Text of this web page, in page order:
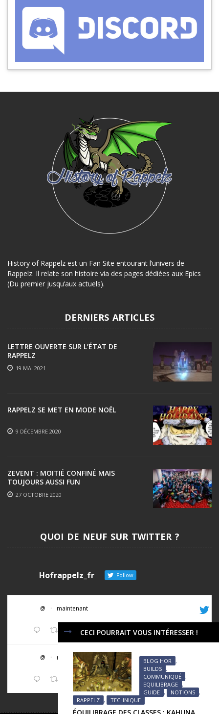
CECI POURRAIT VOUS INTÉRESSER !
BLOG HOR ,
BUILDS ,
COMMUNIQUÉ ,
EQUILIBRAGE ,
GUIDE , NOTIONS ,
RAPPELZ , TECHNIQUE
History of Rappelz est un Fan Site entourant l’univers de
Rappelz. Il relate son histoire via des pages dédiées aux Epics
(Du premier jusqu’aux actuels).
DERNIERS ARTICLES
LETTRE OUVERTE SUR L’ÉTAT DE
RAPPELZ
19 MAI 2021
RAPPELZ SE MET EN MODE NOËL
9 DÉCEMBRE 2020
ZEVENT : MOITIÉ CONFINÉ MAIS
TOUJOURS AUSSI FUN
27 OCTOBRE 2020
QUOI DE NEUF SUR TWITTER ?
Hofrappelz_fr Follow
@ · maintenant
Twitter
@ · maintenant
Twitter